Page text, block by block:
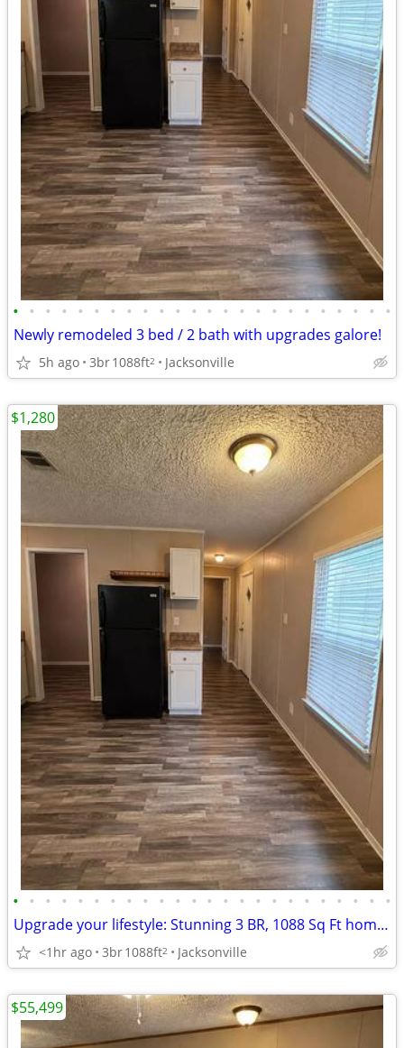
• • • • • • • • • • • • • • • • • • • • • • • •
Newly remodeled 3 bed / 2 bath with upgrades galore!
5h ago 3br1088ft2 Jacksonville
• • • • • • • • • • • • • • • • • • • • • • • •
Upgrade your lifestyle: Stunning 3 BR, 1088 Sq Ft homes.
<1hr ago 3br1088ft2 Jacksonville
$1,280
$55,499